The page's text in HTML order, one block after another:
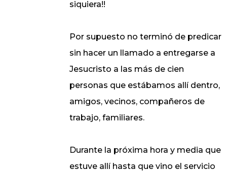
siquiera!!
Por supuesto no terminó de predicar
sin hacer un llamado a entregarse a
Jesucristo a las más de cien
personas que estábamos allí dentro,
amigos, vecinos, compañeros de
trabajo, familiares.
Durante la próxima hora y media que
estuve allí hasta que vino el servicio